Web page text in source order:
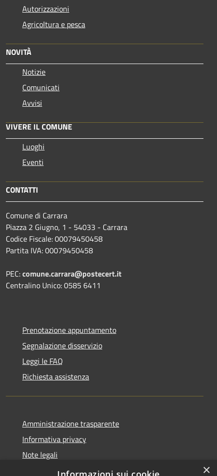
Autorizzazioni
Agricoltura e pesca
NOVITÀ
Notizie
Comunicati
Avvisi
VIVERE IL COMUNE
Luoghi
Eventi
CONTATTI
Comune di Carrara
Piazza 2 Giugno, 1 - 54033 - Carrara
Codice Fiscale: 00079450458
Partita IVA: 00079450458
PEC:comune.carrara@postecert.it
Centralino Unico: 0585 6411
Prenotazione appuntamento
Segnalazione disservizio
Leggi le FAQ
Richiesta assistenza
Amministrazione trasparente
Informativa privacy
Note legali
Dichiarazione di accessibilità
×